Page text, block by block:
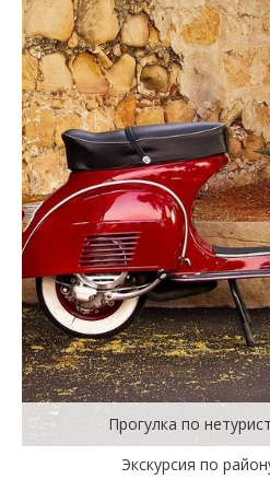
Прогулка по
Экскурсия по